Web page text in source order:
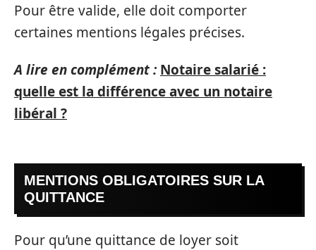
Pour être valide, elle doit comporter
certaines mentions légales précises.
A lire en complément : Notaire salarié :
quelle est la différence avec un notaire
libéral ?
MENTIONS OBLIGATOIRES SUR LA
QUITTANCE
Pour qu’une quittance de loyer soit